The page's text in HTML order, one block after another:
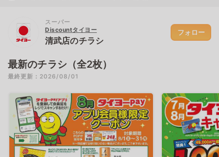
スーパー
Discountタイヨー
清武店のチラシ
フォロー
最新のチラシ（全2枚）
最終更新：2026/08/01